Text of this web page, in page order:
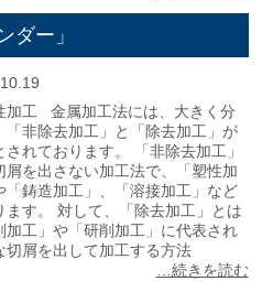
ダー」
加工 金属加工法には、大きく分
「非除去加工」と「除去加工」が
されております。 「非除去加工」
屑を出さない加工法で、「塑性加
「鋳造加工」、「溶接加工」など
ます。 対して、「除去加工」とは
加工」や「研削加工」に代表され
切屑を出して加工する方法
…続きを読む